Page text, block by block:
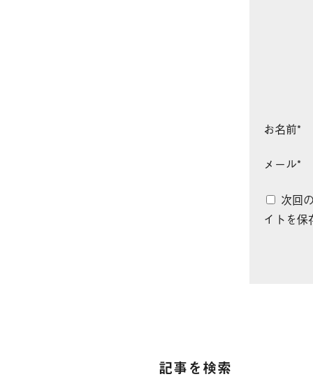
お名前*
メール*
次回
イトを保
記事を検索